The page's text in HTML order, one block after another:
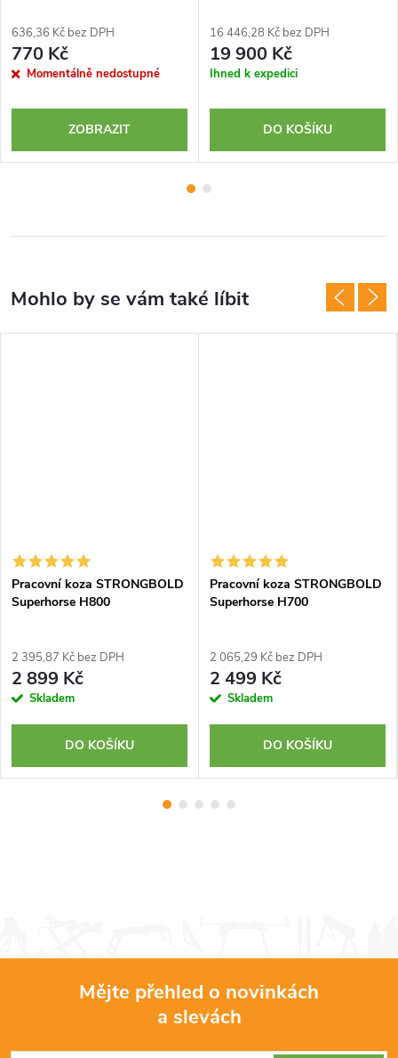
636,36 Kč bez DPH
770 Kč
Momentálně nedostupné
ZOBRAZIT
16 446,28 Kč bez DPH
19 900 Kč
Ihned k expedici
DO KOŠÍKU
Pracovní koza STRONGBOLD
Superhorse H800
2 395,87 Kč bez DPH
2 899 Kč
Skladem
DO KOŠÍKU
Pracovní koza STRONGBOLD
Superhorse H700
2 065,29 Kč bez DPH
2 499 Kč
Skladem
DO KOŠÍKU
Mějte přehled o novinkách
a slevách